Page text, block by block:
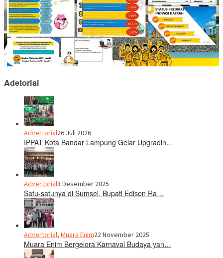
Adetorial
Advertorial26 Juli 2026
IPPAT Kota Bandar Lampung Gelar Upgradin…
Advertorial3 Desember 2025
Satu-satunya di Sumsel, Bupati Edison Ra…
Advertorial, Muara Enim22 November 2025
Muara Enim Bergelora Karnaval Budaya yan…